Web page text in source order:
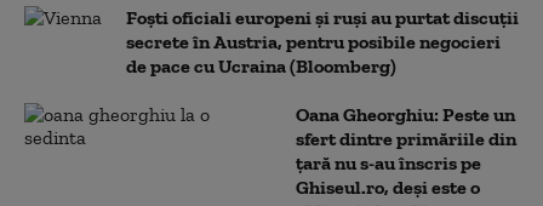
Foști oficiali europeni și ruși au purtat discuții
secrete în Austria, pentru posibile negocieri
de pace cu Ucraina (Bloomberg)
Oana Gheorghiu: Peste un
sfert dintre primăriile din
țară nu s-au înscris pe
Ghiseul.ro, deși este o